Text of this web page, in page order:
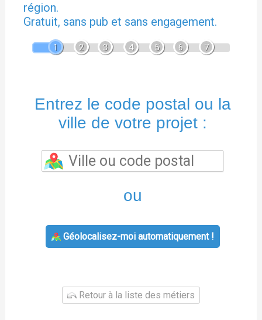
région.
Gratuit, sans pub et sans engagement.
1 2 3 4 5 6 7
Entrez le code postal ou la
ville de votre projet :
ou
Géolocalisez-moi automatiquement !
Retour à la liste des métiers